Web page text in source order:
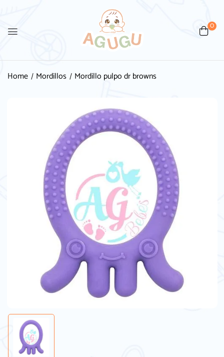
0
Home Mordillos Mordillo pulpo dr browns
Be the first to review
“Mordillo pulpo dr browns”
marcados con*
Your rating